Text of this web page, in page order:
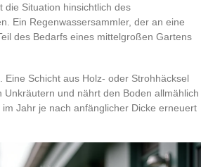
die Situation hinsichtlich des
Ein Regenwassersammler, der an eine
des Bedarfs eines mittelgroßen Gartens
Schicht aus Holz- oder Strohhäcksel
und nährt den Boden allmählich
Jahr je nach anfänglicher Dicke erneuert